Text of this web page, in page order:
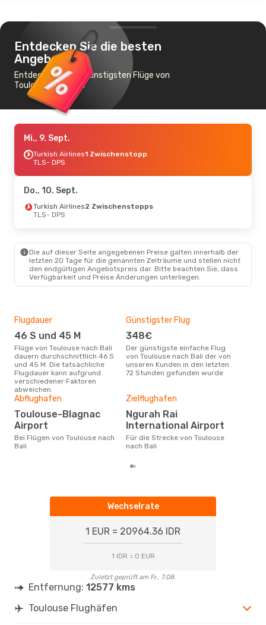
Entdecken Sie die besten
Angebote
Entdecken Sie die günstigsten Flüge von
Toulouse nach Bali
Mi., 9. Sept.
Turkish Airlines1 Zwischenstopp
TLS- DPS
Do., 10. Sept.
Turkish Airlines2 Zwischenstopps
TLS- DPS
Die auf dieser Seite angegebenen Preise galten innerhalb der
letzten 20 Tage für die genannten Zeiträume und stellen nicht
den endgültigen Angebotspreis dar. Bitte beachten Sie, dass
Verfügbarkeit und Preise Änderungen unterliegen.
Flugdauer
46 S und 45 M
Flüge von Toulouse nach Bali
dauern durchschnittlich 46 S
und 45 M. Die tatsächliche
Flugdauer kann aufgrund
verschiedener Faktoren
abweichen.
Günstigster Flug
348€
Der günstigste einfache Flug
von Toulouse nach Bali der von
unseren Kunden in den letzten
72 Stunden gefunden wurde
Abflughafen
Toulouse-Blagnac
Airport
Bei Flügen von Toulouse nach
Bali
Zielflughafen
Ngurah Rai
International Airport
Für die Strecke von Toulouse
nach Bali
Wechselrate
1 EUR = 20964.36 IDR
1 IDR = 0 EUR
Zuletzt geprüft am Fr., 7.08.
Entfernung: 12577 kms
Toulouse Flughäfen